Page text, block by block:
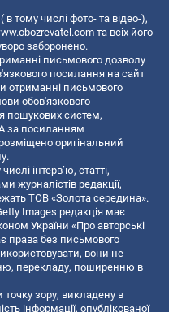
тому числі фото- та відео-),
та всіх його
заборонено.
письмового дозволу
посилання на сайт
отриманні письмового
обов'язкового
пошукових систем,
за посиланням
оригінальний
інтерв’ю, статті,
журналістів редакції,
ТОВ «Золота середина».
Images редакція має
України «Про авторські
права без письмового
вони не
перекладу, поширенню в
точку зору, викладену в
інформації, опублікованої